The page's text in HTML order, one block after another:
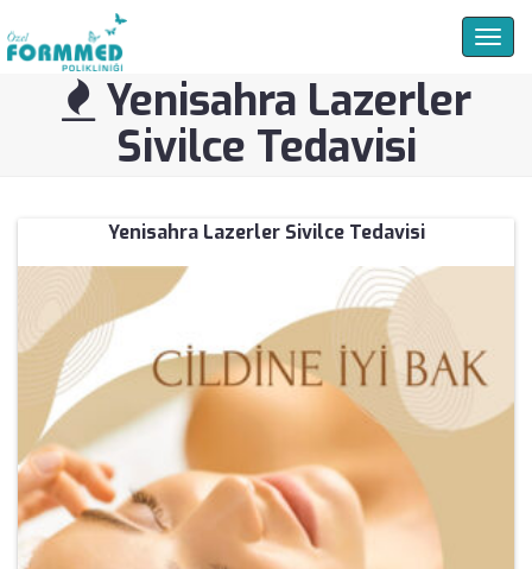
Yenisahra Lazerler
Sivilce Tedavisi
Yenisahra Lazerler Sivilce Tedavisi